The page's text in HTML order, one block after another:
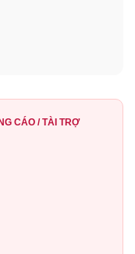
CÁO / TÀI TRỢ